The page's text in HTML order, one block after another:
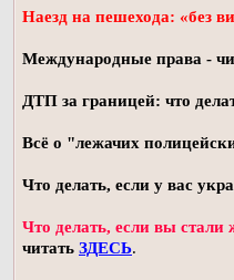
Наезд на пешехода: «без
Международные права -
ДТП за границей: что
Всё о "лежачих
Что делать, если у вас
Что делать, если вы
читать ЗДЕСЬ.